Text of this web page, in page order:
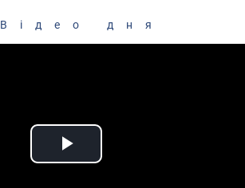
Відео дня
Play Video